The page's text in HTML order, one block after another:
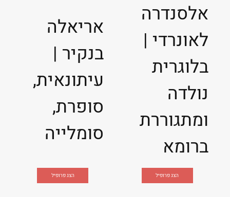
אריאלה
בנקיר |
עיתונאית,
סופרת,
סומלייה
הצג פרופיל
אלסנדרה
לאונרדי |
בלוגרית
נולדה
ומתגוררת
ברומא
הצג פרופיל